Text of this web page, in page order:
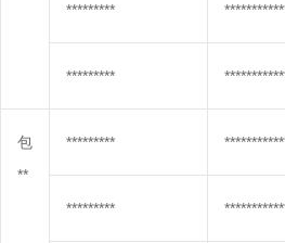
*********
*********
包
**
*********
*********